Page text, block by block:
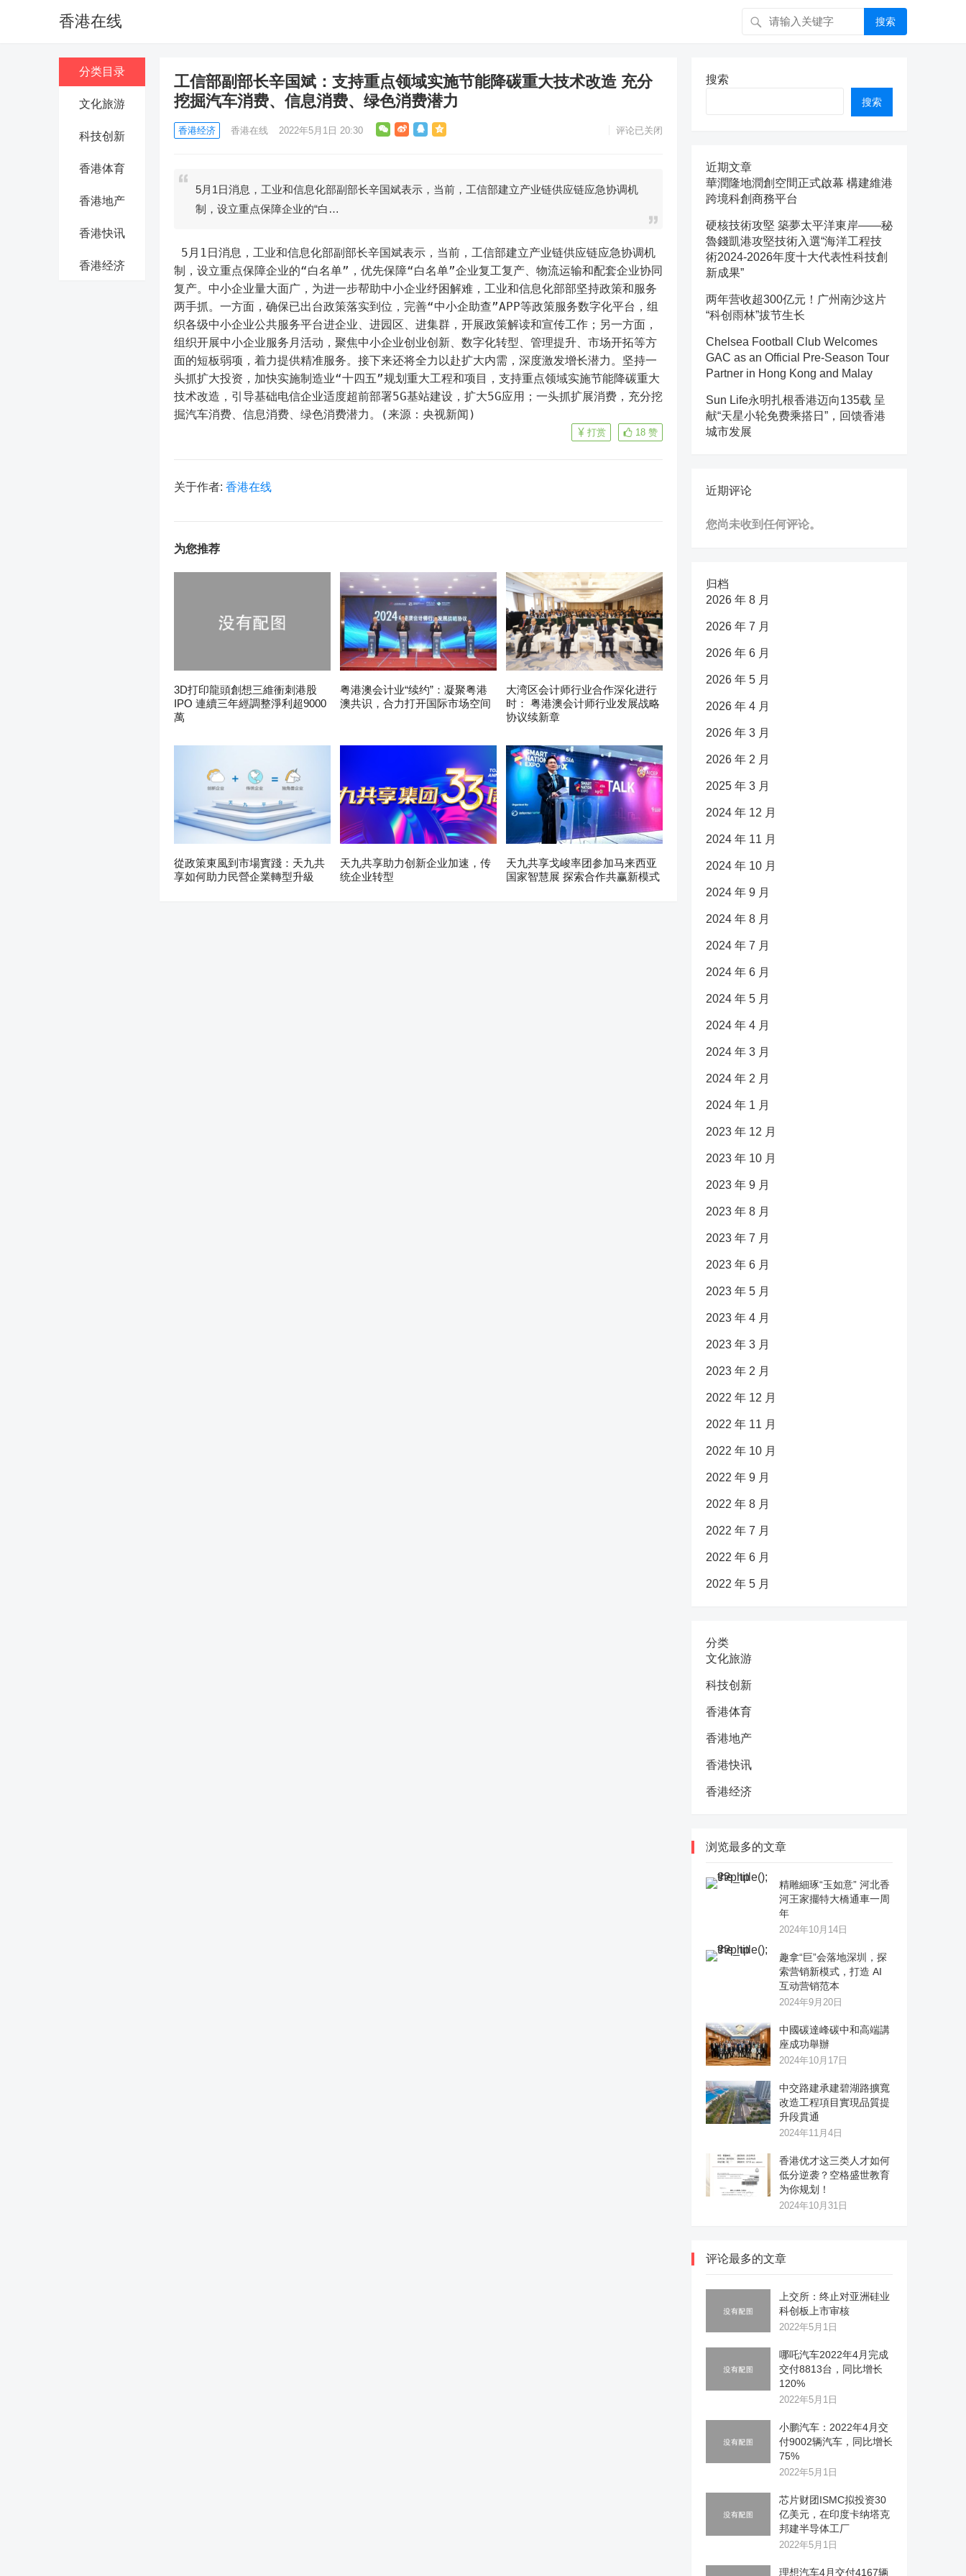
香港在线 搜索
分类目录
文化旅游
科技创新
香港体育
香港地产
香港快讯
香港经济
工信部副部长辛国斌：支持重点领域实施节能降碳重大技术改造 充分
挖掘汽车消费、信息消费、绿色消费潜力
香港经济 香港在线 2022年5月1日 20:30 评论已关闭
5月1日消息，工业和信息化部副部长辛国斌表示，当前，工信部建立产业链供应链应急协调机
制，设立重点保障企业的“白…
制，设立重点保障企业的“白名单”，优先保障“白名单”企业复工复产、物流运输和配套企业协同
复产。中小企业量大面广，为进一步帮助中小企业纾困解难，工业和信息化部部坚持政策和服务
两手抓。一方面，确保已出台政策落实到位，完善“中小企助查”APP等政策服务数字化平台，组
织各级中小企业公共服务平台进企业、进园区、进集群，开展政策解读和宣传工作；另一方面，
组织开展中小企业服务月活动，聚焦中小企业创业创新、数字化转型、管理提升、市场开拓等方
面的短板弱项，着力提供精准服务。接下来还将全力以赴扩大内需，深度激发增长潜力。坚持一
头抓扩大投资，加快实施制造业“十四五”规划重大工程和项目，支持重点领域实施节能降碳重大
技术改造，引导基础电信企业适度超前部署5G基站建设，扩大5G应用；一头抓扩展消费，充分挖
掘汽车消费、信息消费、绿色消费潜力。(来源：央视新闻)
18 赞
打赏
关于作者: 香港在线
为您推荐
3D打印龍頭創想三維衝刺港股
IPO 連續三年經調整淨利超9000
萬
粤港澳会计业“续约”：凝聚粤港
澳共识，合力打开国际市场空间
大湾区会计师行业合作深化进行
时： 粤港澳会计师行业发展战略
协议续新章
從政策東風到市場實踐：天九共
享如何助力民營企業轉型升級
天九共享助力创新企业加速，传
统企业转型
天九共享戈峻率团参加马来西亚
国家智慧展 探索合作共赢新模式
搜索
搜索
近期文章
華潤隆地潤創空間正式啟幕 構建維港
跨境科創商務平台
硬核技術攻堅 築夢太平洋東岸——秘
魯錢凱港攻堅技術入選“海洋工程技
術2024-2026年度十大代表性科技創
新成果”
两年营收超300亿元！广州南沙这片
“科创雨林”拔节生长
Chelsea Football Club Welcomes
GAC as an Official Pre-Season Tour
Partner in Hong Kong and Malay
Sun Life永明扎根香港迈向135载 呈
献“天星小轮免费乘搭日”，回馈香港
城市发展
近期评论
您尚未收到任何评论。
归档
2026 年 8 月
2026 年 7 月
2026 年 6 月
2026 年 5 月
2026 年 4 月
2026 年 3 月
2026 年 2 月
2025 年 3 月
2024 年 12 月
2024 年 11 月
2024 年 10 月
2024 年 9 月
2024 年 8 月
2024 年 7 月
2024 年 6 月
2024 年 5 月
2024 年 4 月
2024 年 3 月
2024 年 2 月
2024 年 1 月
2023 年 12 月
2023 年 10 月
2023 年 9 月
2023 年 8 月
2023 年 7 月
2023 年 6 月
2023 年 5 月
2023 年 4 月
2023 年 3 月
2023 年 2 月
2022 年 12 月
2022 年 11 月
2022 年 10 月
2022 年 9 月
2022 年 8 月
2022 年 7 月
2022 年 6 月
2022 年 5 月
分类
文化旅游
科技创新
香港体育
香港地产
香港快讯
香港经济
浏览最多的文章
精雕細琢“玉如意” 河北香
河王家擺特大橋通車一周
年
2024年10月14日
趣拿“巨”会落地深圳，探
索营销新模式，打造 AI
互动营销范本
2024年9月20日
中國碳達峰碳中和高端講
座成功舉辦
2024年10月17日
中交路建承建碧湖路擴寬
改造工程項目實現品質提
升段貫通
2024年11月4日
香港优才这三类人才如何
低分逆袭？空格盛世教育
为你规划！
2024年10月31日
评论最多的文章
上交所：终止对亚洲硅业
科创板上市审核
2022年5月1日
哪吒汽车2022年4月完成
交付8813台，同比增长
120%
2022年5月1日
小鹏汽车：2022年4月交
付9002辆汽车，同比增长
75%
2022年5月1日
芯片财团ISMC拟投资30
亿美元，在印度卡纳塔克
邦建半导体工厂
2022年5月1日
理想汽车4月交付4167辆